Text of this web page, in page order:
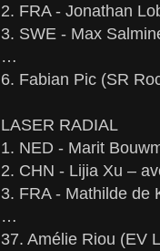
2. FRA - Jonathan
3. SWE - Max
…
6. Fabian Pic (SR
LASER RADIAL
1. NED - Marit
2. CHN - Lijia Xu –
3. FRA - Mathilde de
…
37. Amélie Riou (EV